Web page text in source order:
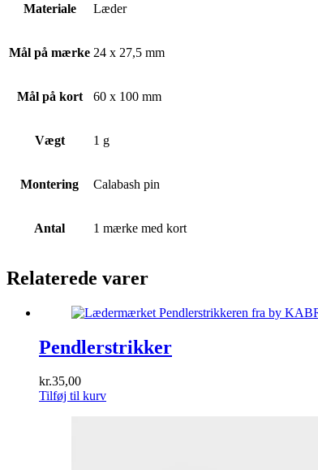
Materiale Læder
Mål på mærke 24 x 27,5 mm
Mål på kort 60 x 100 mm
Vægt 1 g
Montering Calabash pin
Antal 1 mærke med kort
Relaterede varer
Pendlerstrikker
kr.35,00
Tilføj til kurv